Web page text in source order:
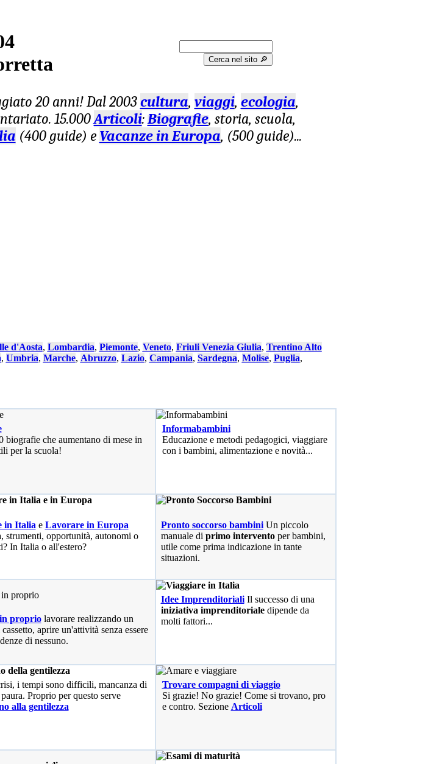
Cerca nel sito 🔎︎
20 anni! Dal 2003cultura, viaggi, ecologia,
15.000Articoli:Biografie, storia, scuola,
(400 guide) e Vacanze in Europa, (500 guide)...
d'Aosta, Lombardia, Piemonte, Veneto, Friuli Venezia Giulia, Trentino Alto
, Umbria, Marche, Abruzzo, Lazio, Campania, Sardegna, Molise, Puglia,
biografie che aumentano di mese in
per la scuola!
Informabambini
Educazione e metodi pedagogici, viaggiare
con i bambini, alimentazione e novità...
in Italia e Lavorare in Europa
, strumenti, opportunità, autonomi o
In Italia o all'estero?
Pronto soccorso bambiniUn piccolo
manuale di primo interventoper bambini,
utile come prima indicazione in tante
situazioni.
propriolavorare realizzando un
aprire un'attività senza essere
di nessuno.
Idee ImprenditorialiIl successo di una
iniziativa imprenditorialedipende da
molti fattori...
i tempi sono difficili, mancanza di
Proprio per questo serve
alla gentilezza
Trovare compagni di viaggio
Si grazie! No grazie! Come si trovano, pro
e contro. Sezione Articoli